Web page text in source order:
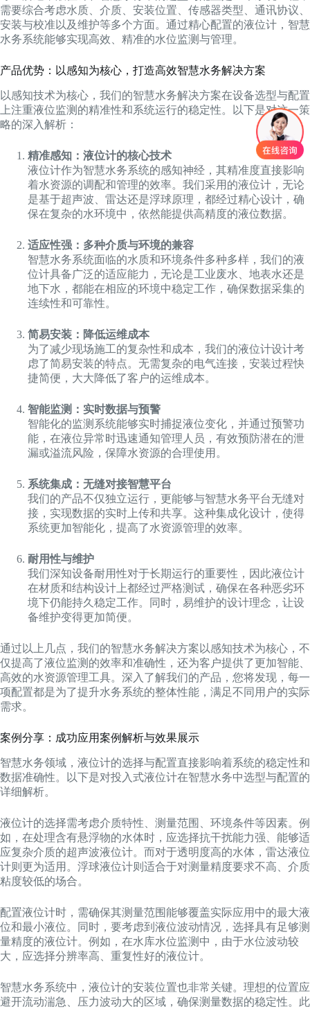
需要综合考虑水质、介质、安装位置、传感器类型、通讯协议、
安装与校准以及维护等多个方面。通过精心配置的液位计，智慧
水务系统能够实现高效、精准的水位监测与管理。
产品优势：以感知为核心，打造高效智慧水务解决方案
以感知技术为核心，我们的智慧水务解决方案在设备选型与配置
上注重液位监测的精准性和系统运行的稳定性。以下是对这一策
略的深入解析：
精准感知：液位计的核心技术
液位计作为智慧水务系统的感知神经，其精准度直接影响
着水资源的调配和管理的效率。我们采用的液位计，无论
是基于超声波、雷达还是浮球原理，都经过精心设计，确
保在复杂的水环境中，依然能提供高精度的液位数据。
适应性强：多种介质与环境的兼容
智慧水务系统面临的水质和环境条件多种多样，我们的液
位计具备广泛的适应能力，无论是工业废水、地表水还是
地下水，都能在相应的环境中稳定工作，确保数据采集的
连续性和可靠性。
简易安装：降低运维成本
为了减少现场施工的复杂性和成本，我们的液位计设计考
虑了简易安装的特点。无需复杂的电气连接，安装过程快
捷简便，大大降低了客户的运维成本。
智能监测：实时数据与预警
智能化的监测系统能够实时捕捉液位变化，并通过预警功
能，在液位异常时迅速通知管理人员，有效预防潜在的泄
漏或溢流风险，保障水资源的合理使用。
系统集成：无缝对接智慧平台
我们的产品不仅独立运行，更能够与智慧水务平台无缝对
接，实现数据的实时上传和共享。这种集成化设计，使得
系统更加智能化，提高了水资源管理的效率。
耐用性与维护
我们深知设备耐用性对于长期运行的重要性，因此液位计
在材质和结构设计上都经过严格测试，确保在各种恶劣环
境下仍能持久稳定工作。同时，易维护的设计理念，让设
备维护变得更加简便。
通过以上几点，我们的智慧水务解决方案以感知技术为核心，不
仅提高了液位监测的效率和准确性，还为客户提供了更加智能、
高效的水资源管理工具。深入了解我们的产品，您将发现，每一
项配置都是为了提升水务系统的整体性能，满足不同用户的实际
需求。
案例分享：成功应用案例解析与效果展示
智慧水务领域，液位计的选择与配置直接影响着系统的稳定性和
数据准确性。以下是对投入式液位计在智慧水务中选型与配置的
详细解析。
液位计的选择需考虑介质特性、测量范围、环境条件等因素。例
如，在处理含有悬浮物的水体时，应选择抗干扰能力强、能够适
应复杂介质的超声波液位计。而对于透明度高的水体，雷达液位
计则更为适用。浮球液位计则适合于对测量精度要求不高、介质
粘度较低的场合。
配置液位计时，需确保其测量范围能够覆盖实际应用中的最大液
位和最小液位。同时，要考虑到液位波动情况，选择具有足够测
量精度的液位计。例如，在水库水位监测中，由于水位波动较
大，应选择分辨率高、重复性好的液位计。
智慧水务系统中，液位计的安装位置也非常关键。理想的位置应
避开流动湍急、压力波动大的区域，确保测量数据的稳定性。此